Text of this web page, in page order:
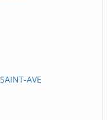
AVE